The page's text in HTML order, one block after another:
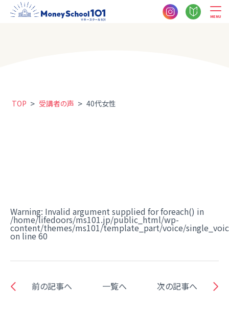
MENU
TOP > 受講者の声 > 40代女性
Warning: Invalid argument supplied for foreach() in
/home/lifedoors/ms101.jp/public_html/wp-
content/themes/ms101/template_part/voice/
on line 60
前の記事へ 一覧へ 次の記事へ